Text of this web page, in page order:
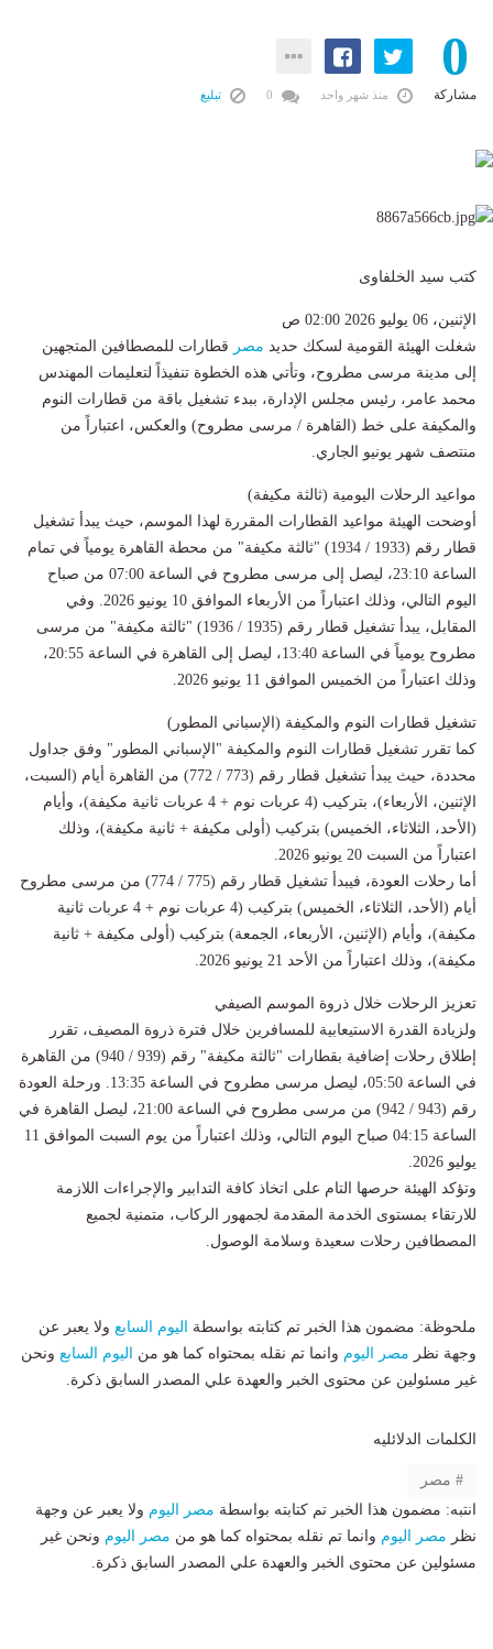
0
مشاركة منذ شهر واحد تبليغ
كتب سيد الخلفاوى
الإثنين، 06 يوليو 2026 02:00 ص
​شغلت الهيئة القومية لسكك حديد مصر قطارات للمصطافين المتجهين
إلى مدينة مرسى مطروح، وتأتي هذه الخطوة تنفيذاً لتعليمات المهندس
محمد عامر، رئيس مجلس الإدارة، ببدء تشغيل باقة من قطارات النوم
والمكيفة على خط (القاهرة / مرسى مطروح) والعكس، اعتباراً من
منتصف شهر يونيو الجاري.
​مواعيد الرحلات اليومية (ثالثة مكيفة)
​أوضحت الهيئة مواعيد القطارات المقررة لهذا الموسم، حيث يبدأ تشغيل
قطار رقم (1933 / 1934) "ثالثة مكيفة" من محطة القاهرة يومياً في تمام
الساعة 23:10، ليصل إلى مرسى مطروح في الساعة 07:00 من صباح
اليوم التالي، وذلك اعتباراً من الأربعاء الموافق 10 يونيو 2026. وفي
المقابل، يبدأ تشغيل قطار رقم (1935 / 1936) "ثالثة مكيفة" من مرسى
مطروح يومياً في الساعة 13:40، ليصل إلى القاهرة في الساعة 20:55،
وذلك اعتباراً من الخميس الموافق 11 يونيو 2026.
​تشغيل قطارات النوم والمكيفة (الإسباني المطور)
​كما تقرر تشغيل قطارات النوم والمكيفة "الإسباني المطور" وفق جداول
محددة، حيث يبدأ تشغيل قطار رقم (773 / 772) من القاهرة أيام (السبت،
الإثنين، الأربعاء)، بتركيب (4 عربات نوم + 4 عربات ثانية مكيفة)، وأيام
(الأحد، الثلاثاء، الخميس) بتركيب (أولى مكيفة + ثانية مكيفة)، وذلك
اعتباراً من السبت 20 يونيو 2026.
​أما رحلات العودة، فيبدأ تشغيل قطار رقم (775 / 774) من مرسى مطروح
أيام (الأحد، الثلاثاء، الخميس) بتركيب (4 عربات نوم + 4 عربات ثانية
مكيفة)، وأيام (الإثنين، الأربعاء، الجمعة) بتركيب (أولى مكيفة + ثانية
مكيفة)، وذلك اعتباراً من الأحد 21 يونيو 2026.
​تعزيز الرحلات خلال ذروة الموسم الصيفي
​ولزيادة القدرة الاستيعابية للمسافرين خلال فترة ذروة المصيف، تقرر
إطلاق رحلات إضافية بقطارات "ثالثة مكيفة" رقم (939 / 940) من القاهرة
في الساعة 05:50، ليصل مرسى مطروح في الساعة 13:35. ورحلة العودة
رقم (943 / 942) من مرسى مطروح في الساعة 21:00، ليصل القاهرة في
الساعة 04:15 صباح اليوم التالي، وذلك اعتباراً من يوم السبت الموافق 11
يوليو 2026.
​وتؤكد الهيئة حرصها التام على اتخاذ كافة التدابير والإجراءات اللازمة
للارتقاء بمستوى الخدمة المقدمة لجمهور الركاب، متمنية لجميع
المصطافين رحلات سعيدة وسلامة الوصول.
ملحوظة: مضمون هذا الخبر تم كتابته بواسطة اليوم السابع ولا يعبر عن
وجهة نظر مصر اليوم وانما تم نقله بمحتواه كما هو من اليوم السابع ونحن
غير مسئولين عن محتوى الخبر والعهدة علي المصدر السابق ذكرة.
الكلمات الدلائليه
مصر
انتبه: مضمون هذا الخبر تم كتابته بواسطة مصر اليوم ولا يعبر عن وجهة
نظر مصر اليوم وانما تم نقله بمحتواه كما هو من مصر اليوم ونحن غير
مسئولين عن محتوى الخبر والعهدة علي المصدر السابق ذكرة.